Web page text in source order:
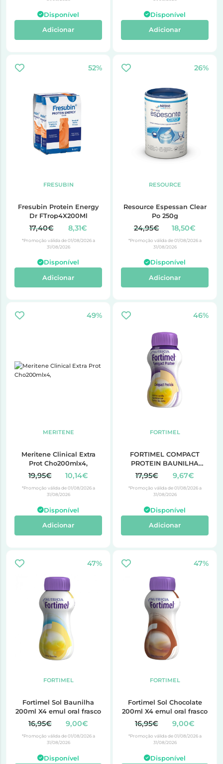
Disponível
Adicionar
Disponível
Adicionar
52%
FRESUBIN
Fresubin Protein Energy
Dr FTrop4X200Ml
17,40€ 8,31€
*Promoção válida de 01/08/2026 a
31/08/2026
Disponível
Adicionar
26%
RESOURCE
Resource Espessan Clear
Po 250g
24,95€ 18,50€
*Promoção válida de 01/08/2026 a
31/08/2026
Disponível
Adicionar
49%
MERITENE
Meritene Clinical Extra
Prot Cho200mlx4,
19,95€ 10,14€
*Promoção válida de 01/08/2026 a
31/08/2026
Disponível
Adicionar
46%
FORTIMEL
FORTIMEL COMPACT
PROTEIN BAUNILHA
125ML X4
17,95€ 9,67€
*Promoção válida de 01/08/2026 a
31/08/2026
Disponível
Adicionar
47%
FORTIMEL
Fortimel Sol Baunilha
200ml X4 emul oral frasco
16,95€ 9,00€
*Promoção válida de 01/08/2026 a
31/08/2026
Disponível
47%
FORTIMEL
Fortimel Sol Chocolate
200ml X4 emul oral frasco
16,95€ 9,00€
*Promoção válida de 01/08/2026 a
31/08/2026
Disponível